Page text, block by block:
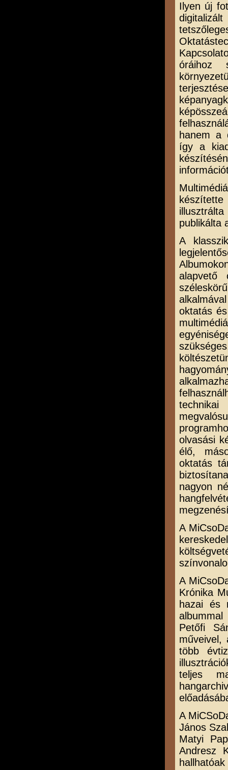
Ilyen új
óráihoz
hanem a
így a
publikálta
A
alapvető
oktatás
technikai
olvasási
élő,
oktatás
nagyon
A
A
Krónika
hazai és
Petőfi
műveivel,
több
teljes
A
János
Matyi
Andresz